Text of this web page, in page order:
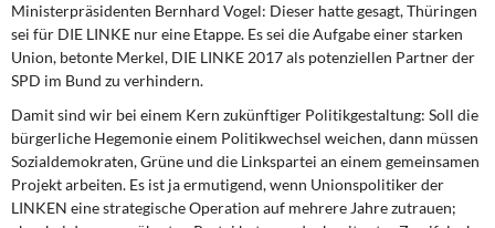
Ministerpräsidenten Bernhard Vogel: Dieser hatte gesagt, Thüringen
sei für DIE LINKE nur eine Etappe. Es sei die Aufgabe einer starken
Union, betonte Merkel, DIE LINKE 2017 als potenziellen Partner der
SPD im Bund zu verhindern.
Damit sind wir bei einem Kern zukünftiger Politikgestaltung: Soll die
bürgerliche Hegemonie einem Politikwechsel weichen, dann müssen
Sozialdemokraten, Grüne und die Linkspartei an einem gemeinsamen
Projekt arbeiten. Es ist ja ermutigend, wenn Unionspolitiker der
LINKEN eine strategische Operation auf mehrere Jahre zutrauen;